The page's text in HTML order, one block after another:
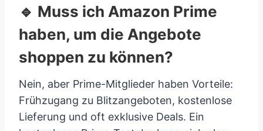
🔹 Muss ich Amazon Prime
haben, um die Angebote
shoppen zu können?
Nein, aber Prime-Mitglieder haben Vorteile:
Frühzugang zu Blitzangeboten, kostenlose
Lieferung und oft exklusive Deals. Ein